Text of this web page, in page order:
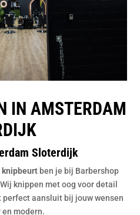
IN AMSTERDAM
Sloterdijk
knipbeurt ben je bij Barbershop
knippen met oog voor detail
perfect aansluit bij jouw wensen
modern.